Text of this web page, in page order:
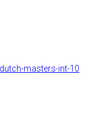
masters-int-10